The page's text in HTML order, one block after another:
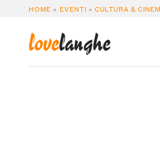
HOME » EVENTI »CULTURA &
lovelanghe